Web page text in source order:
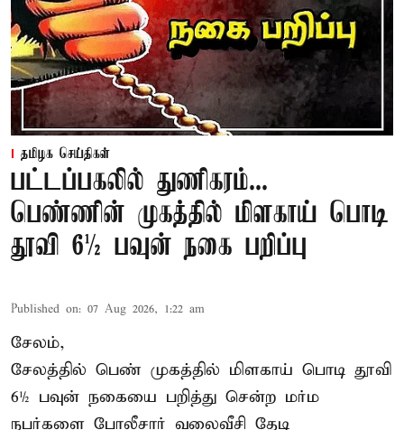
தமிழக செய்திகள்
பட்டப்பகலில் துணிகரம்...
பெண்ணின் முகத்தில் மிளகாய் பொடி
தூவி 6½ பவுன் நகை பறிப்பு
Published on: 07 Aug 2026, 1:22 am
சேலம்,
சேலத்தில் பெண் முகத்தில் மிளகாய் பொடி தூவி
6½ பவுன் நகையை பறித்து சென்ற மர்ம
நபர்களை போலீசார் வலைவீசி தேடி